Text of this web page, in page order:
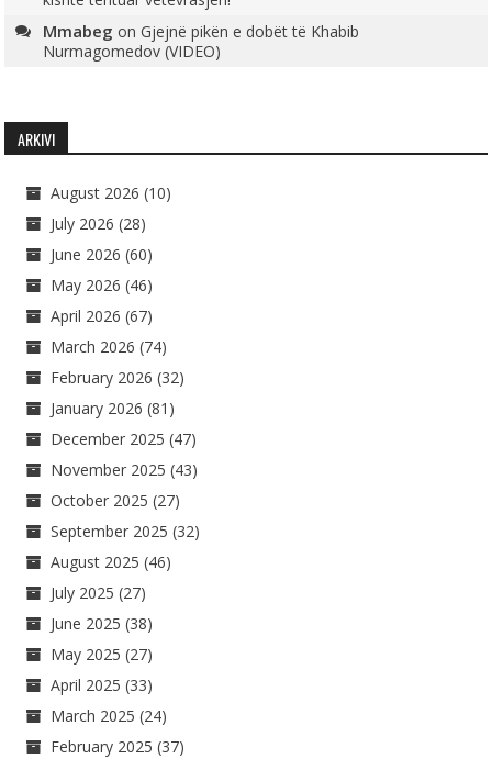
Mmabeg onGjejnë pikën e dobët të Khabib
Nurmagomedov (VIDEO)
ARKIVI
August 2026 (10)
July 2026 (28)
June 2026 (60)
May 2026 (46)
April 2026 (67)
March 2026 (74)
February 2026 (32)
January 2026 (81)
December 2025 (47)
November 2025 (43)
October 2025 (27)
September 2025 (32)
August 2025 (46)
July 2025 (27)
June 2025 (38)
May 2025 (27)
April 2025 (33)
March 2025 (24)
February 2025 (37)